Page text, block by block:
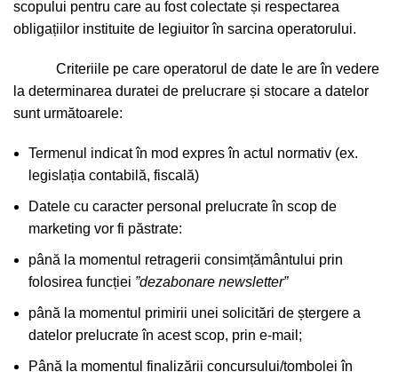
scopului pentru care au fost colectate și respectarea
obligațiilor instituite de legiuitor în sarcina operatorului.
Criteriile pe care operatorul de date le are în vedere
la determinarea duratei de prelucrare și stocare a datelor
sunt următoarele:
Termenul indicat în mod expres în actul normativ (ex.
legislația contabilă, fiscală)
Datele cu caracter personal prelucrate în scop de
marketing vor fi păstrate:
până la momentul retragerii consimțământului prin
folosirea funcției ”dezabonare newsletter”
până la momentul primirii unei solicitări de ștergere a
datelor prelucrate în acest scop, prin e-mail;
Până la momentul finalizării concursului/tombolei în